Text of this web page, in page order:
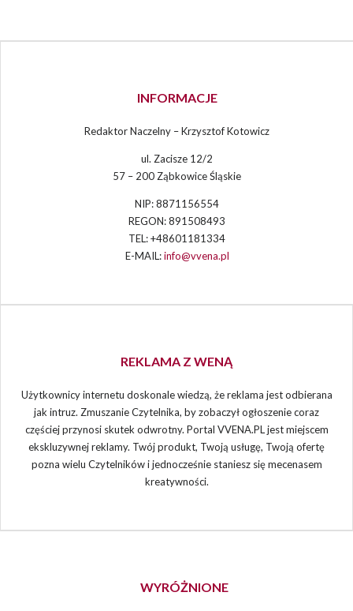
INFORMACJE
Redaktor Naczelny – Krzysztof Kotowicz
ul. Zacisze 12/2
57 – 200 Ząbkowice Śląskie
NIP: 8871156554
REGON: 891508493
TEL: +48601181334
E-MAIL:info@vvena.pl
REKLAMA Z WENĄ
Użytkownicy internetu doskonale wiedzą, że reklama jest odbierana
jak intruz. Zmuszanie Czytelnika, by zobaczył ogłoszenie coraz
częściej przynosi skutek odwrotny. Portal VVENA.PL jest miejscem
ekskluzywnej reklamy. Twój produkt, Twoją usługę, Twoją ofertę
pozna wielu Czytelników i jednocześnie staniesz się mecenasem
kreatywności.
WYRÓŻNIONE